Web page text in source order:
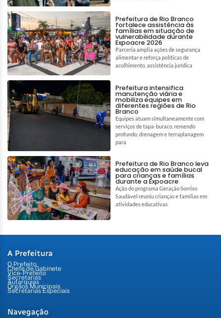
Prefeitura de Rio Branco
fortalece assistência às
famílias em situação de
vulnerabilidade durante
Expoacre 2026
Parceria amplia ações de segurança
alimentar e reforça políticas de
acolhimento, assistência jurídica
Prefeitura intensifica
manutenção viária e
mobiliza equipes em
diferentes regiões de Rio
Branco
Equipes atuam simultaneamente com
serviços de tapa-buraco, remendo
profundo, drenagem e terraplanagem
para
Prefeitura de Rio Branco leva
educação em saúde bucal
para crianças e famílias
durante a Expoacre
Ação do programa Geração Sorriso
Saudável reuniu crianças e famílias em
atividades educativas
A Prefeitura
O Prefeito
Chefe de Gabinete
Vice-Prefeito
Secretarias
Autarquias
Órgãos Municipais
Secretarias Especiais
Navegação